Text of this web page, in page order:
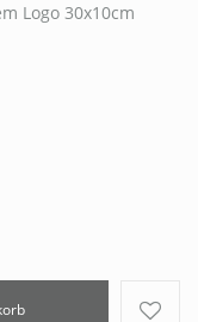
Logo 30x10cm